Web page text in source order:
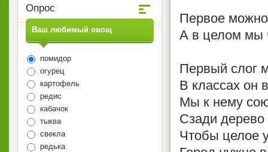
Первое
А в целом мы
Первый слог
В классах он
Мы к нему
Сзади дерево
Чтобы целое
Опрос
Ваш любимый овощ
помидор
огурец
картофель
редис
кабачок
тыква
свекла
редька